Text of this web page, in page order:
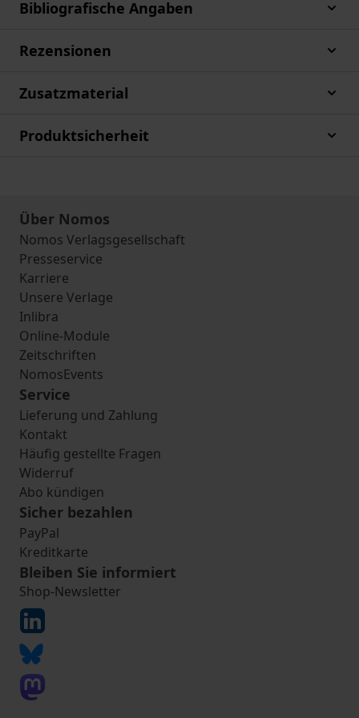
Bibliografische Angaben
Rezensionen
Zusatzmaterial
Produktsicherheit
Über Nomos
Nomos Verlagsgesellschaft
Presseservice
Karriere
Unsere Verlage
Inlibra
Online-Module
Zeitschriften
NomosEvents
Service
Lieferung und Zahlung
Kontakt
Häufig gestellte Fragen
Widerruf
Abo kündigen
Sicher bezahlen
PayPal
Kreditkarte
Bleiben Sie informiert
Shop-Newsletter